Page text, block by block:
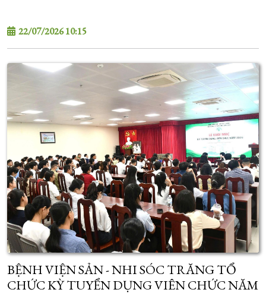
22/07/2026 10:15
BỆNH VIỆN SẢN - NHI SÓC TRĂNG TỔ
CHỨC KỲ TUYỂN DỤNG VIÊN CHỨC NĂM